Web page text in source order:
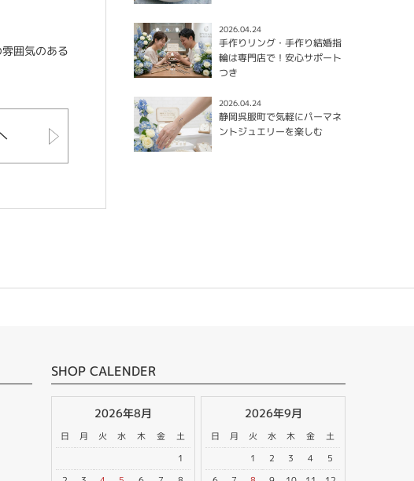
囲気のある
2026.04.24
手作りリング・手作り結婚指
輪は専門店で！安心サポート
つき
2026.04.24
静岡呉服町で気軽にパーマネ
ントジュエリーを楽しむ
SHOP CALENDER
2026年8月
日 月 火 水 木 金
土
1
2026年9月
日 月 火 水 木 金
土
1
2 3 4
5